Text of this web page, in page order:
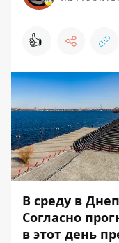
👍
В среду в
Согласно
в этот день